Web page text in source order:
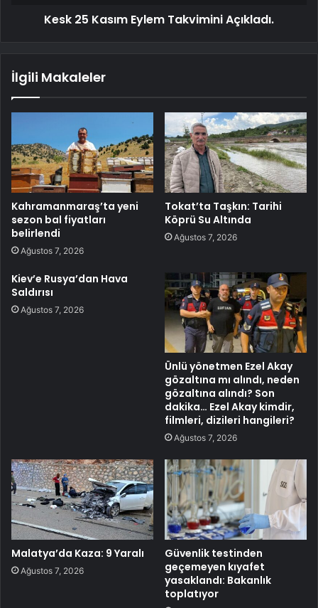
Kesk 25 Kasım Eylem Takvimini Açıkladı.
İlgili Makaleler
Kahramanmaraş’ta yeni
sezon bal fiyatları
belirlendi
Ağustos 7, 2026
Tokat’ta Taşkın: Tarihi
Köprü Su Altında
Ağustos 7, 2026
Kiev’e Rusya’dan Hava
Saldırısı
Ağustos 7, 2026
Ünlü yönetmen Ezel Akay
gözaltına mı alındı, neden
gözaltına alındı? Son
dakika… Ezel Akay kimdir,
filmleri, dizileri hangileri?
Ağustos 7, 2026
Malatya’da Kaza: 9 Yaralı
Ağustos 7, 2026
Güvenlik testinden
geçemeyen kıyafet
yasaklandı: Bakanlık
toplatıyor